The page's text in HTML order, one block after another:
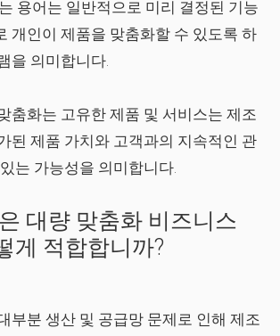
용어는 일반적으로 미리 결정된 기능
개인이 제품을 맞춤화할 수 있도록 하
을 의미합니다.
춤화는 고유한 제품 및 서비스는 제조
된 제품 가치와 고객과의 지속적인 관
는 가능성을 의미합니다.
대량 맞춤화 비즈니스
게 적합합니까?
부분 생산 및 공급망 문제로 인해 제조